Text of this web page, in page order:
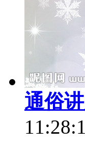
通俗